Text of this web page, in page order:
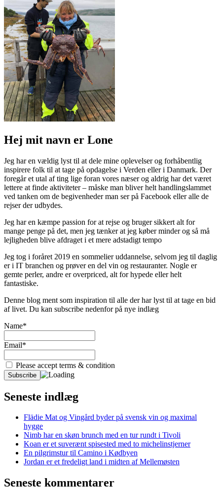
Hej mit navn er Lone
Jeg har en vældig lyst til at dele mine oplevelser og forhåbentlig
inspirere folk til at tage på opdagelse i Verden eller i Danmark. Der
foregår et utal af ting lige foran vores næser og aldrig har det været
lettere at finde aktiviteter – måske man bliver helt handlingslammet
ved tanken om de begivenheder man ser på Facebook eller alle de
rejser der udbydes.
Jeg har en kæmpe passion for at rejse og bruger sikkert alt for
mange penge på det, men jeg tænker at jeg køber minder og så må
lejligheden blive afdraget i et mere adstadigt tempo
Jeg tog i foråret 2019 en sommelier uddannelse, selvom jeg til daglig
er i IT branchen og prøver en del vin og restauranter. Nogle er
gemte perler, andre er overpriced, alt for hypede eller helt
fantastiske.
Denne blog ment som inspiration til alle der har lyst til at tage en bid
af livet. Du kan subscribe nedenfor på nye indlæg
Name*
Email*
Please accept terms & condition
Seneste indlæg
Flädie Mat og Vingård byder på svensk vin og maximal
hygge
Nimb har en skøn brunch med en tur rundt i Tivoli
Koan er et suverænt spisested med to michelinstjerner
En pilgrimstur til Camino i Kødbyen
Jordan er et fredeligt land i midten af Mellemøsten
Seneste kommentarer